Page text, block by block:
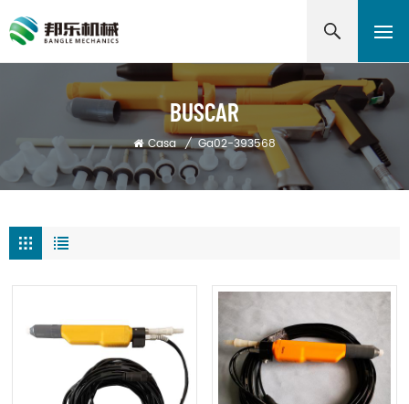
BUSCAR
Casa / Ga02-393568